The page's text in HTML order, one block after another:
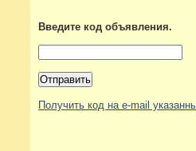
Введите код объявления.
Получить код на e-mail